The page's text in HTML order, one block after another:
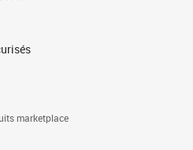
marketplace